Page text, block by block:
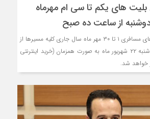
های یکم تا سی ام مهرماه
از ساعت ده صبح
پیش فروش بلیت قطارهای مسافری ۱ تا ۳۰ مهر ماه سال جاری کلیه مسیرها از
ساعت ۱۰ صبح امروز دوشنبه ۲۲ شهریور ماه به صورت همزمان (خرید اینترنتی
خواهد شد.